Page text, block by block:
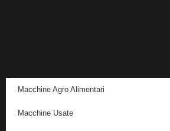
Macchine Agro Alimentari
Macchine Usate